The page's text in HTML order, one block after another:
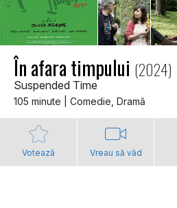
În afara timpului (2024)
Suspended Time
105 minute | Comedie, Dramă
Votează Vreau să văd